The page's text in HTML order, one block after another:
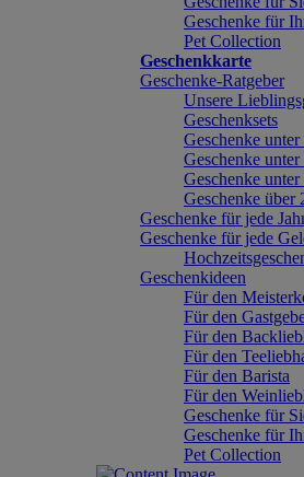
Geschenke für
Pet Collection
Geschenkkarte
Geschenke-Ratgeber
Unsere
Geschenksets
Geschenke
Geschenke
Geschenke
Geschenke über
Geschenke für jede
Geschenke für jede
Geschenkideen
Für den
Für den
Für den
Für den
Für den Barista
Für den
Geschenke für
Geschenke für
Pet Collection